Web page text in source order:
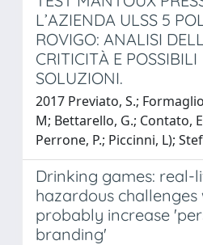
L’AZIENDA ULSS 5
ROVIGO: ANALISI
CRITICITÀ E POSSIBILI
SOLUZIONI.
2017 Previato, S.;
M; Bettarello, G.; Contato,
Perrone, P.; Piccinni, L);
Drinking games: real-
hazardous challenges
probably increase
branding'